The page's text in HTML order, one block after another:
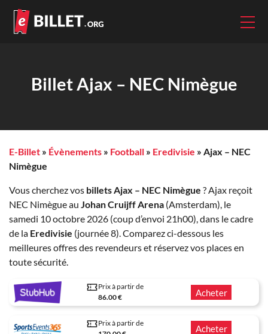
Billet Ajax – NEC Nimègue
E-Billet » Évènements » Football » Eredivisie » Ajax – NEC
Nimègue
Vous cherchez vos billets Ajax – NEC Nimègue ? Ajax reçoit
NEC Nimègue au Johan Cruijff Arena (Amsterdam), le
samedi 10 octobre 2026 (coup d’envoi 21h00), dans le cadre
de la Eredivisie (journée 8). Comparez ci-dessous les
meilleures offres des revendeurs et réservez vos places en
toute sécurité.
Prix à partir de
86.00 €
Acheter
Prix à partir de
Acheter